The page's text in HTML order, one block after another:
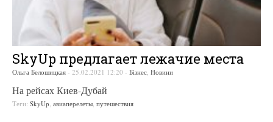
SkyUp предлагает лежачие места
Ольга Белошицкая - 25.02.2021 12:20 - Бізнес, Новини
На рейсах Киев-Дубай
Теги: SkyUp, авиаперелеты, путешествия